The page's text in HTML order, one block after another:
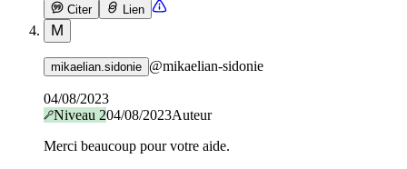
Citer
Lien
M
mikaelian.sidonie @mikaelian-sidonie
04/08/2023
Niveau 204/08/2023Auteur
Merci beaucoup pour votre aide.